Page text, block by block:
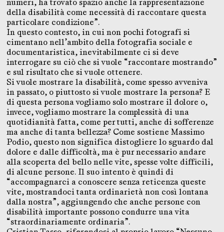
numeri, ha trovato spazio anche la rappresentazione
della disabilità come necessità di raccontare questa
particolare condizione”.
In questo contesto, in cui non pochi fotografi si
cimentano nell’ambito della fotografia sociale e
documentaristica, inevitabilmente ci si deve
interrogare su ciò che si vuole “raccontare mostrando”
e sul risultato che si vuole ottenere.
Si vuole mostrare la disabilità, come spesso avveniva
in passato, o piuttosto si vuole mostrare la persona? E
di questa persona vogliamo solo mostrare il dolore o,
invece, vogliamo mostrare la complessità di una
quotidianità fatta, come per tutti, anche di sofferenze
ma anche di tanta bellezza? Come sostiene Massimo
Podio, questo non significa distogliere lo sguardo dal
dolore e dalle difficoltà, ma è pur necessario andare
alla scoperta del bello nelle vite, spesse volte difficili,
di alcune persone. Il suo intento è quindi di
“accompagnarci a conoscere senza reticenza queste
vite, mostrandoci tanta ordinarietà non così lontana
dalla nostra”, aggiungendo che anche persone con
disabilità importante possono condurre una vita
“straordinariamente ordinaria”.